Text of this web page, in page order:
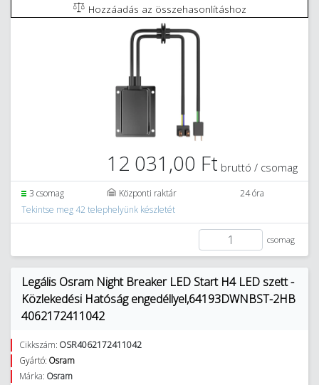
Hozzáadás az összehasonlításhoz
12 031,00 Ft bruttó / csomag
3 csomag Központi raktár
24 óra
Tekintse meg 42 telephelyünk készletét
csomag
Legális Osram Night Breaker LED Start H4 LED szett -
Közlekedési Hatóság engedéllyel,64193DWNBST-2HB
4062172411042
Cikkszám: OSR4062172411042
Gyártó: Osram
Márka: Osram